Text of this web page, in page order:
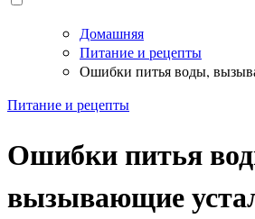
Домашняя
Питание и рецепты
Ошибки питья воды,
Питание и рецепты
Ошибки питья
вызывающие